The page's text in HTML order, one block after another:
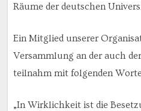
Räume der deutschen
Ein Mitglied unserer
Versammlung an der auch
teilnahm mit folgenden
„In Wirklichkeit ist die